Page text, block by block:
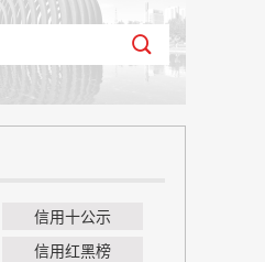
信用十公示
信用红黑榜